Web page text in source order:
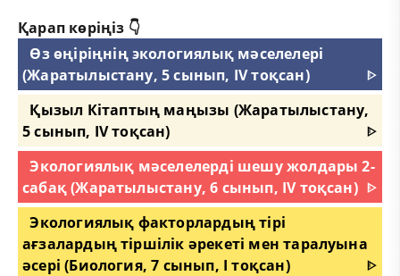
Қарап көріңіз 👇
Өз өңіріңнің экологиялық мәселелері
(Жаратылыстану, 5 сынып, IV тоқсан)
ᐈ
Қызыл Кітаптың маңызы (Жаратылыстану,
5 сынып, IV тоқсан)
ᐈ
Экологиялық мәселелерді шешу жолдары 2-
сабақ (Жаратылыстану, 6 сынып, IV тоқсан) ᐈ
Экологиялық факторлардың тірі
ағзалардың тіршілік әрекеті мен таралуына
әсері (Биология, 7 сынып, I тоқсан)
ᐈ